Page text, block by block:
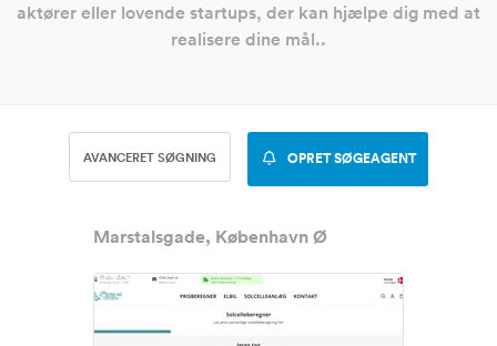
aktører eller lovende startups, der kan hjælpe dig med at
realisere dine mål..
AVANCERET SØGNING OPRET SØGEAGENT
Marstalsgade, København Ø